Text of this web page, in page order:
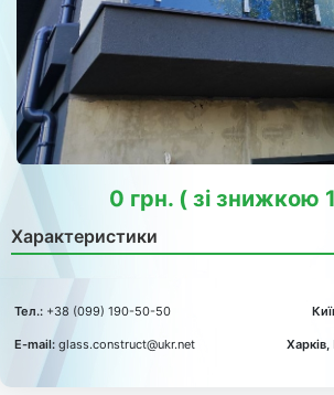
0 грн. ( зі знижкою
Характеристики
Тел.: +38 (099) 190-50-50
E-mail: glass.construct@ukr.net